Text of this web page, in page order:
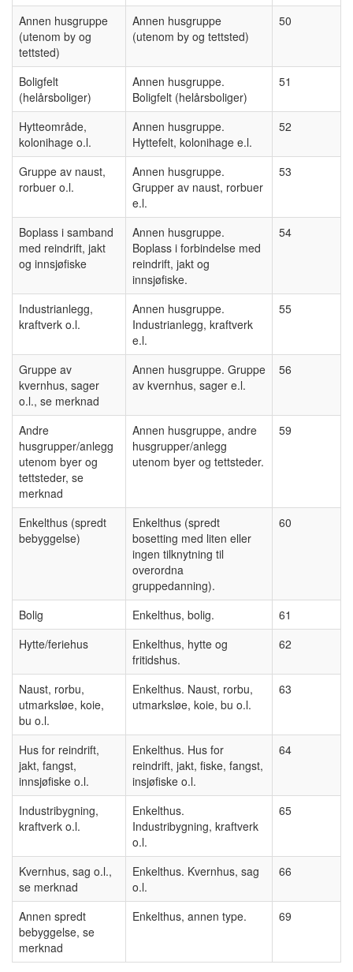
Annen husgruppe
(utenom by og
tettsted)
Annen husgruppe
(utenom by og tettsted)
50
Boligfelt
(helårsboliger)
Annen husgruppe.
Boligfelt (helårsboliger)
51
Hytteområde,
kolonihage o.l.
Annen husgruppe.
Hyttefelt, kolonihage e.l.
52
Gruppe av naust,
rorbuer o.l.
Annen husgruppe.
Grupper av naust, rorbuer
e.l.
53
Boplass i samband
med reindrift, jakt
og innsjøfiske
Annen husgruppe.
Boplass i forbindelse med
reindrift, jakt og
innsjøfiske.
54
Industrianlegg,
kraftverk o.l.
Annen husgruppe.
Industrianlegg, kraftverk
e.l.
55
Gruppe av
kvernhus, sager
o.l., se merknad
Annen husgruppe. Gruppe
av kvernhus, sager e.l.
56
Andre
husgrupper/anlegg
utenom byer og
tettsteder, se
merknad
Annen husgruppe, andre
husgrupper/anlegg
utenom byer og tettsteder.
59
Enkelthus (spredt
bebyggelse)
Enkelthus (spredt
bosetting med liten eller
ingen tilknytning til
overordna
gruppedanning).
60
Bolig Enkelthus, bolig.
61
Hytte/feriehus
Enkelthus, hytte og
fritidshus.
62
Naust, rorbu,
utmarksløe, koie,
bu o.l.
Enkelthus. Naust, rorbu,
utmarksløe, koie, bu o.l.
63
Hus for reindrift,
jakt, fangst,
innsjøfiske o.l.
Enkelthus. Hus for
reindrift, jakt, fiske, fangst,
insjøfiske o.l.
64
Industribygning,
kraftverk o.l.
Enkelthus.
Industribygning, kraftverk
o.l.
65
Kvernhus, sag o.l.,
se merknad
Enkelthus. Kvernhus, sag
o.l.
66
Annen spredt
bebyggelse, se
merknad
Enkelthus, annen type. 69